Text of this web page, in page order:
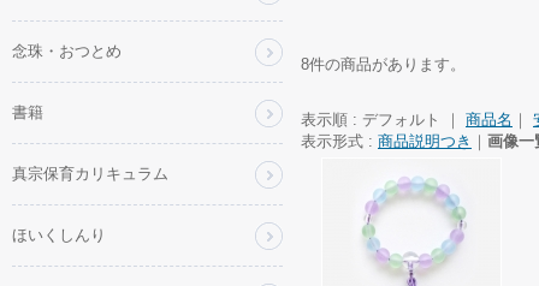
8件の商品があります。
表示順 : デフォルト ｜ 商品名 ｜
表示形式 : 商品説明つき ｜ 画像一
ゴ
念珠・おつとめ
書籍
真宗保育カリキュラム
ほいくしんり